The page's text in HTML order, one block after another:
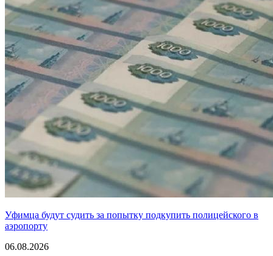
Уфимца будут судить за попытку подкупить полицейского в
аэропорту
06.08.2026